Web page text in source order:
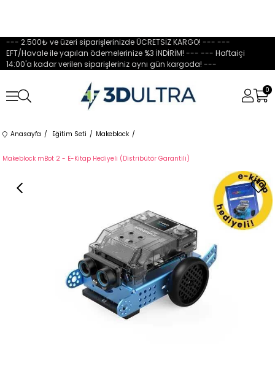
--- 2.500₺ ve üzeri siparişlerinizde ÜCRETSİZ KARGO! --- ---
EFT/Havale ile yapılan ödemelerinize %3 İNDİRİM! --- --- Haftaiçi
14:00'a kadar verilen siparişleriniz aynı gün kargoda! ---
0
Anasayfa Eğitim Seti Makeblock
Makeblock mBot 2 - E-Kitap Hediyeli (Distribütör Garantili)